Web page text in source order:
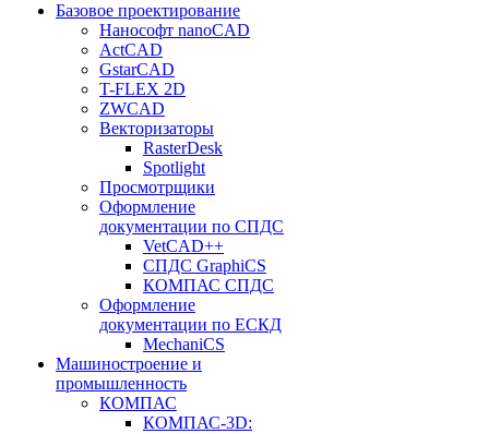
Базовое проектирование
Нанософт nanoCAD
ActCAD
GstarCAD
T-FLEX 2D
ZWCAD
Векторизаторы
RasterDesk
Spotlight
Просмотрщики
Оформление
документации по СПДС
VetCAD++
СПДС GraphiCS
КОМПАС СПДС
Оформление
документации по ЕСКД
MechaniCS
Машиностроение и
промышленность
КОМПАС
КОМПАС-3D: